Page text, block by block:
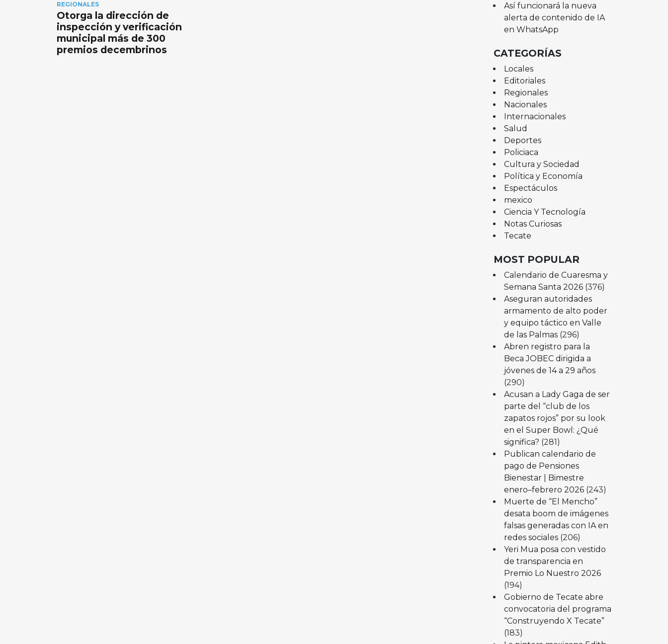
REGIONALES
Otorga la dirección de
inspección y verificación
municipal más de 300
premios decembrinos
Así funcionará la nueva
alerta de contenido de IA
en WhatsApp
CATEGORÍAS
Locales
Editoriales
Regionales
Nacionales
Internacionales
Salud
Deportes
Policiaca
Cultura y Sociedad
Política y Economía
Espectáculos
mexico
Ciencia Y Tecnología
Notas Curiosas
Tecate
MOST POPULAR
Calendario de Cuaresma y
Semana Santa 2026 (376)
Aseguran autoridades
armamento de alto poder
y equipo táctico en Valle
de las Palmas (296)
Abren registro para la
Beca JOBEC dirigida a
jóvenes de 14 a 29 años
(290)
Acusan a Lady Gaga de ser
parte del “club de los
zapatos rojos” por su look
en el Super Bowl: ¿Qué
significa? (281)
Publican calendario de
pago de Pensiones
Bienestar | Bimestre
enero–febrero 2026 (243)
Muerte de “El Mencho”
desata boom de imágenes
falsas generadas con IA en
redes sociales (206)
Yeri Mua posa con vestido
de transparencia en
Premio Lo Nuestro 2026
(194)
Gobierno de Tecate abre
convocatoria del programa
“Construyendo X Tecate”
(183)